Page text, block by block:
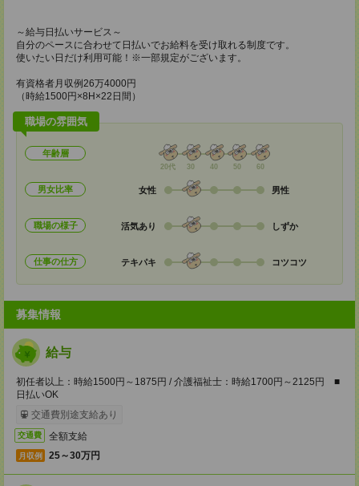
～給与日払いサービス～
自分のペースに合わせて日払いでお給料を受け取れる制度です。
使いたい日だけ利用可能！※一部規定がございます。
有資格者月収例26万4000円
（時給1500円×8H×22日間）
職場の雰囲気
年齢層
20代 30 40 50 60
男女比率 女性 男性
職場の様子 活気あり しずか
仕事の仕方 テキパキ コツコツ
募集情報
給与
初任者以上：時給1500円～1875円 / 介護福祉士：時給1700円～2125円 ■
日払いOK
交通費別途支給あり
交通費 全額支給
月収例 25～30万円